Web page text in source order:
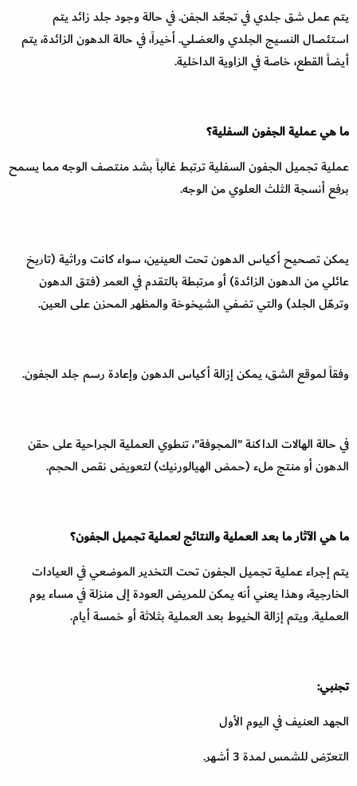
يتم عمل شق جلدي في تجعّد الجفن. في حالة وجود جلد زائد يتم
استئصال النسيج الجلدي والعضلي. أخيراً، في حالة الدهون الزائدة، يتم
أيضاً القطع، خاصة في الزاوية الداخلية.
ما هي عملية الجفون السفلية؟
عملية تجميل الجفون السفلية ترتبط غالباً بشد منتصف الوجه مما يسمح
برفع أنسجة الثلث العلوي من الوجه.
يمكن تصحيح أكياس الدهون تحت العينين، سواء كانت وراثية (تاريخ
عائلي من الدهون الزائدة) أو مرتبطة بالتقدم في العمر (فتق الدهون
وترهّل الجلد) والتي تضفي الشيخوخة والمظهر المحزن على العين.
وفقاً لموقع الشق، يمكن إزالة أكياس الدهون وإعادة رسم جلد الجفون.
في حالة الهالات الداكنة "المجوفة"، تنطوي العملية الجراحية على حقن
الدهون أو منتج ملء (حمض الهيالورنيك) لتعويض نقص الحجم.
ما هي الآثار ما بعد العملية والنتائج لعملية تجميل الجفون؟
يتم إجراء عملية تجميل الجفون تحت التخدير الموضعي في العيادات
الخارجية، وهذا يعني أنه يمكن للمريض العودة إلى منزلة في مساء يوم
العملية. ويتم إزالة الخيوط بعد العملية بثلاثة أو خمسة أيام.
تجنبي:
الجهد العنيف في اليوم الأول
التعرّض للشمس لمدة 3 أشهر.